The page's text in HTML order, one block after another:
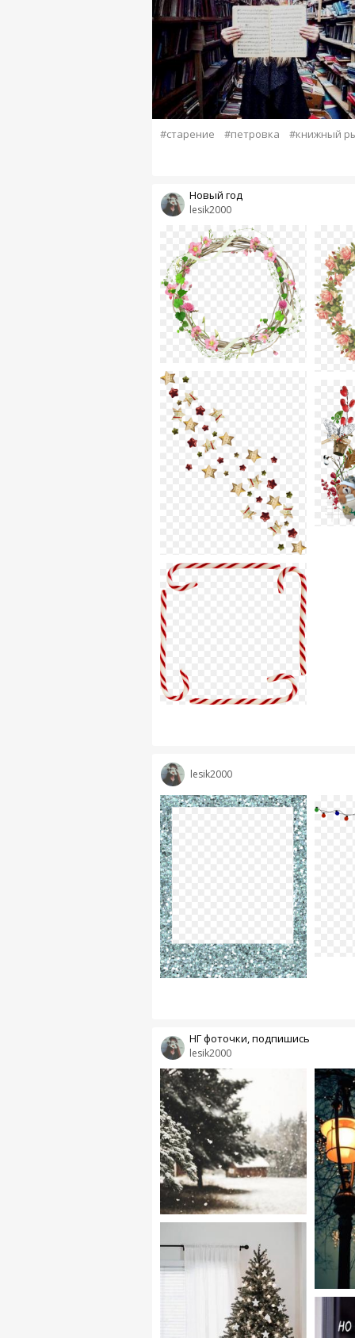
#старение #петровка #книжный
lesik2000
Новый год
lesik2000
lesik2000
НГ фоточки, подпишись